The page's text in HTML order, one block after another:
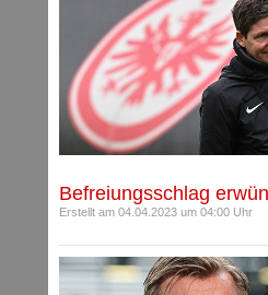
Befreiungsschlag
Erstellt am 04.04.2023 um 04:00 Uhr